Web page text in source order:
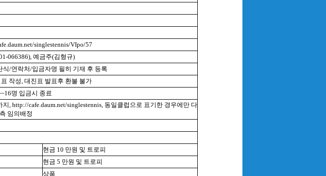
singlestennis/VIpo/57
066386), 예금주(김형규)
/연락처/입금자명 필히 기재 후 등록
작성, 대진표 발표후 환불 불가
명 입금시 종료
지, http://cafe.daum.net/singlestennis, 동일클럽으로 표기한 경우에만 다
임의배정
현금 10 만원 및 트로피
현금 5 만원 및 트로피
상품